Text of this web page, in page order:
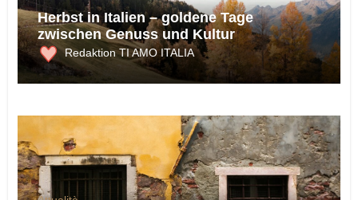
Herbst in Italien – goldene Tage
zwischen Genuss und Kultur
Redaktion TI AMO ITALIA